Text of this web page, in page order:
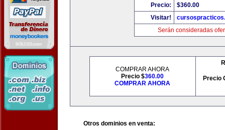
Precio:
$360.00
Visitar!
Serán consideradas
COMPRAR AHORA
Precio $360.00
COMPRAR AHORA
Precio
Otros dominios en venta: